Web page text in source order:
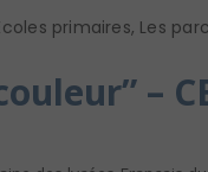
primaires, Les
–